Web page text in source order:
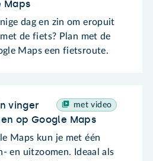
Maps
dag en zin om eropuit
de fiets? Plan met de
Maps een fietsroute.
met video
vinger
op Google Maps
Maps kun je met één
en uitzoomen. Ideaal als